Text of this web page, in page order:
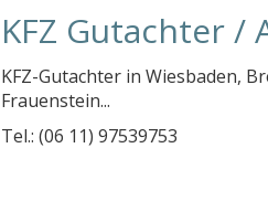
KFZ Gutachter /
KFZ-Gutachter in Wiesbaden,
Frauenstein...
Tel.: (06 11) 97539753